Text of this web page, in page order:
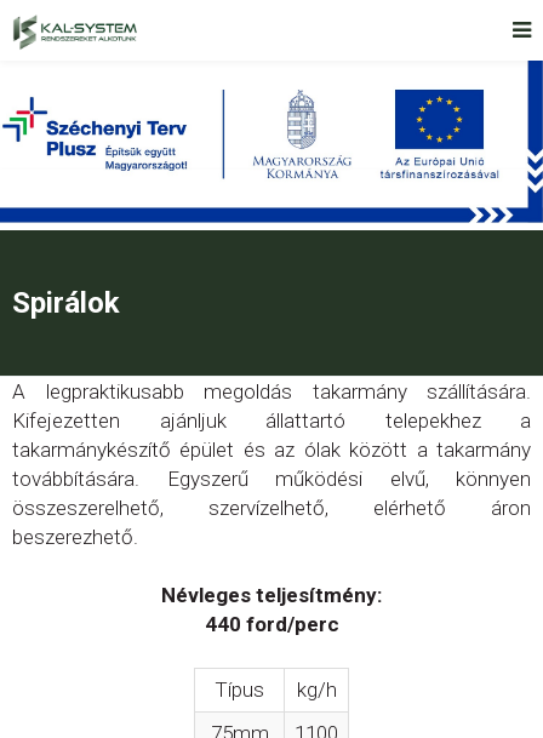
Spirálok
A legpraktikusabb megoldás takarmány szállítására.
Kifejezetten ajánljuk állattartó telepekhez a
takarmánykészítő épület és az ólak között a takarmány
továbbítására. Egyszerű működési elvű, könnyen
összeszerelhető, szervízelhető, elérhető áron
beszerezhető.
Névleges teljesítmény:
440 ford/perc
Típus
kg/h